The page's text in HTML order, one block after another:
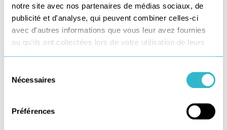
notre site avec nos partenaires de médias sociaux, de
publicité et d'analyse, qui peuvent combiner celles-ci
avec d'autres informations que vous leur avez fournies
ou qu'ils ont collectées lors de votre utilisation de leurs
services.
Nécessaires
Préférences
Téléchargez
notre DPEF 2022